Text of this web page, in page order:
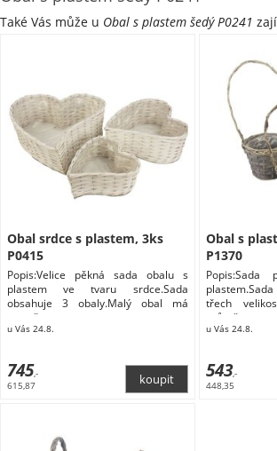
Také Vás může u Obal s plastem šedý P0241
Obal srdce s plastem, 3ks
P0415
Popis:Velice pěkná sada obalu s
plastem ve tvaru srdce.Sada
obsahuje 3 obaly.Malý obal má
rozměry
u Vás 24.8.
745,-
615,87
Obal s
P1370
Popis:Sada
třech
průměr
u Vás 24.8.
543,-
448,35